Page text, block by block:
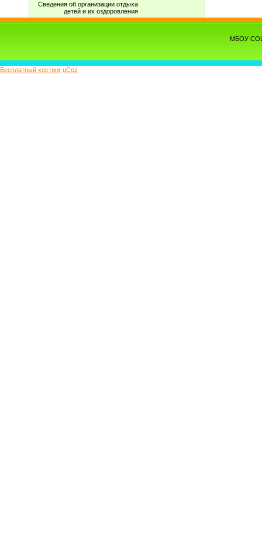
Сведения об организации отдыха
детей и их оздоровления
МБОУ СОШ
Бесплатный хостинг uCoz